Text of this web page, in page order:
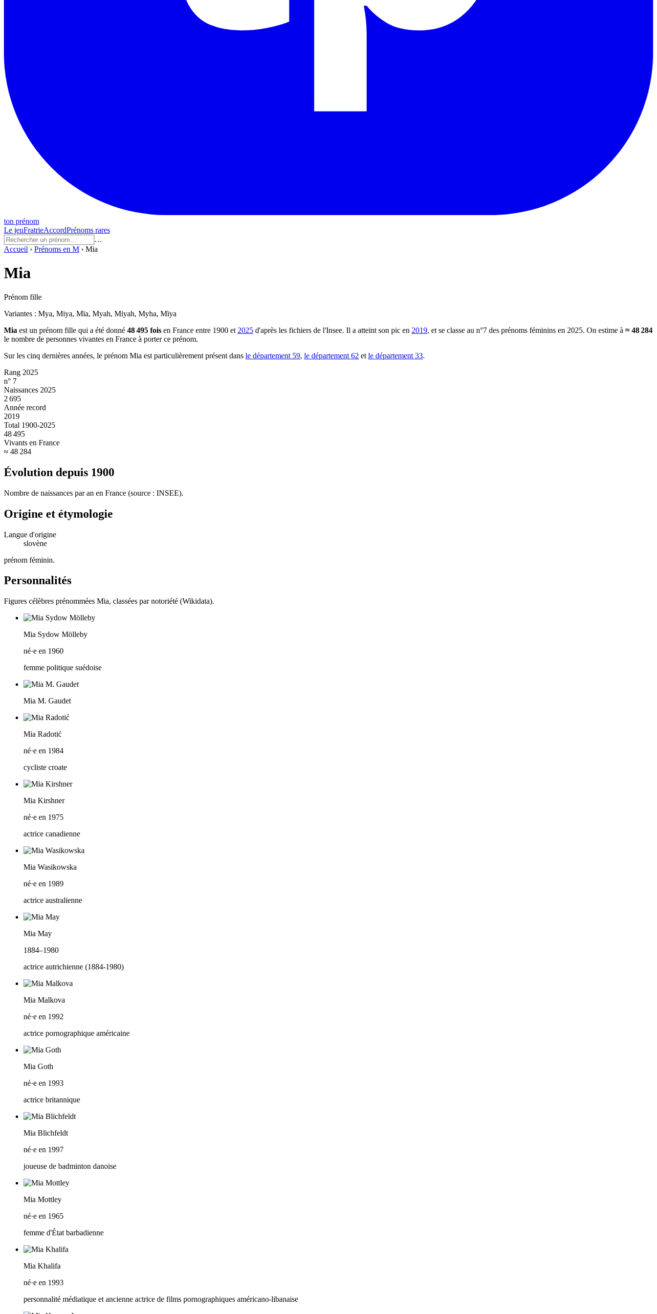
ton prénom
Le jeuFratrieAccordPrénoms rares
…
Accueil › Prénoms en M › Mia
Mia
Prénom fille
Variantes : Mya, Miya, Mïa, Myah, Miyah, Myha, Mïya
Mia est un prénom fille qui a été donné 48 495 fois en France entre 1900 et 2025 d'après les fichiers de l'Insee. Il a atteint son pic en 2019, et se classe au n°7 des prénoms féminins en 2025. On estime à ≈ 48 284
le nombre de personnes vivantes en France à porter ce prénom.
Sur les cinq dernières années, le prénom Mia est particulièrement présent dans le département 59, le département 62 et le département 33.
Rang 2025
n° 7
Naissances 2025
2 695
Année record
2019
Total 1900-2025
48 495
Vivants en France
≈ 48 284
Évolution depuis 1900
Nombre de naissances par an en France (source : INSEE).
Origine et étymologie
Langue d'origine
slovène
prénom féminin.
Personnalités
Figures célèbres prénommées Mia, classées par notoriété (Wikidata).
Mia Sydow Mölleby
né·e en 1960
femme politique suédoise
Mia M. Gaudet
Mia Radotić
né·e en 1984
cycliste croate
Mia Kirshner
né·e en 1975
actrice canadienne
Mia Wasikowska
né·e en 1989
actrice australienne
Mia May
1884–1980
actrice autrichienne (1884-1980)
Mia Malkova
né·e en 1992
actrice pornographique américaine
Mia Goth
né·e en 1993
actrice britannique
Mia Blichfeldt
né·e en 1997
joueuse de badminton danoise
Mia Mottley
né·e en 1965
femme d'État barbadienne
Mia Khalifa
né·e en 1993
personnalité médiatique et ancienne actrice de films pornographiques américano-libanaise